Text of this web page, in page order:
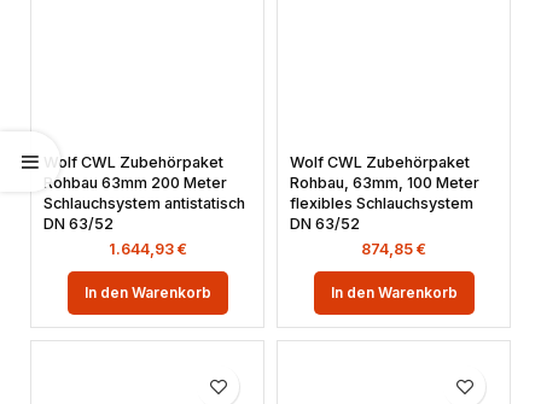
Wolf CWL Zubehörpaket
Rohbau 63mm 200 Meter
Schlauchsystem antistatisch
DN 63/52
1.644,93 €
In den Warenkorb
Wolf CWL Zubehörpaket
Rohbau, 63mm, 100 Meter
flexibles Schlauchsystem
DN 63/52
874,85 €
In den Warenkorb